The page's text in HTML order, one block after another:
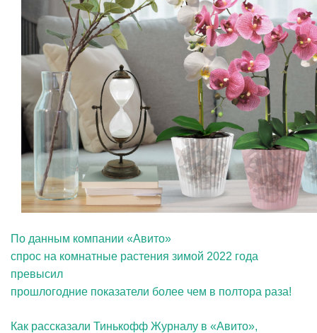
По данным компании «Авито»
спрос на комнатные растения зимой 2022 года
превысил
прошлогодние показатели более чем в полтора раза!
Как рассказали Тинькофф Журналу в «Авито»,